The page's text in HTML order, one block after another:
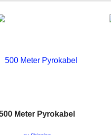
Meter Pyrokabel